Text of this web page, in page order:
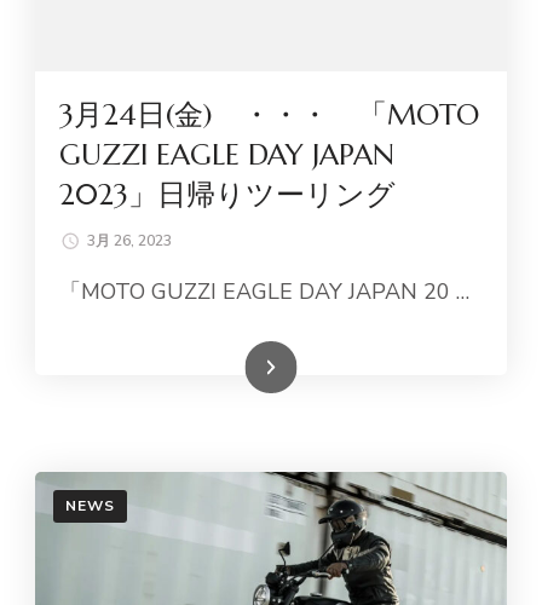
3月24日(金) ・・・ 「MOTO
GUZZI EAGLE DAY JAPAN
2023」日帰りツーリング
3月 26, 2023
「MOTO GUZZI EAGLE DAY JAPAN 20 …
続きを読む
NEWS